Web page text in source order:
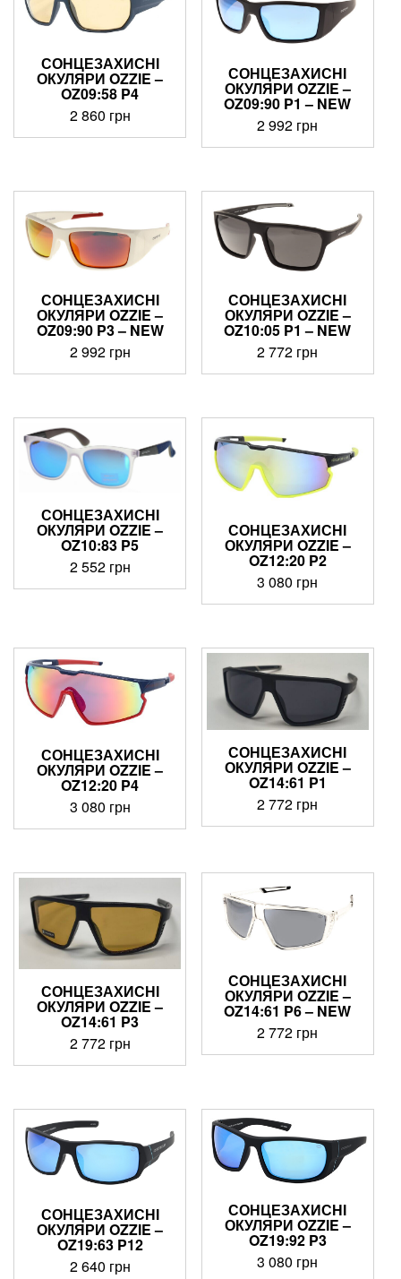
СОНЦЕЗАХИСНІ
ОКУЛЯРИ OZZIE –
OZ09:58 P4
2 860 грн
СОНЦЕЗАХИСНІ
ОКУЛЯРИ OZZIE –
OZ09:90 P1 – NEW
2 992 грн
СОНЦЕЗАХИСНІ
ОКУЛЯРИ OZZIE –
OZ09:90 P3 – NEW
2 992 грн
СОНЦЕЗАХИСНІ
ОКУЛЯРИ OZZIE –
OZ10:05 P1 – NEW
2 772 грн
СОНЦЕЗАХИСНІ
ОКУЛЯРИ OZZIE –
OZ10:83 P5
2 552 грн
СОНЦЕЗАХИСНІ
ОКУЛЯРИ OZZIE –
OZ12:20 P2
3 080 грн
СОНЦЕЗАХИСНІ
ОКУЛЯРИ OZZIE –
OZ12:20 P4
3 080 грн
СОНЦЕЗАХИСНІ
ОКУЛЯРИ OZZIE –
OZ14:61 P1
2 772 грн
СОНЦЕЗАХИСНІ
ОКУЛЯРИ OZZIE –
OZ14:61 P3
2 772 грн
СОНЦЕЗАХИСНІ
ОКУЛЯРИ OZZIE –
OZ14:61 P6 – NEW
2 772 грн
СОНЦЕЗАХИСНІ
ОКУЛЯРИ OZZIE –
OZ19:63 P12
2 640 грн
СОНЦЕЗАХИСНІ
ОКУЛЯРИ OZZIE –
OZ19:92 P3
3 080 грн